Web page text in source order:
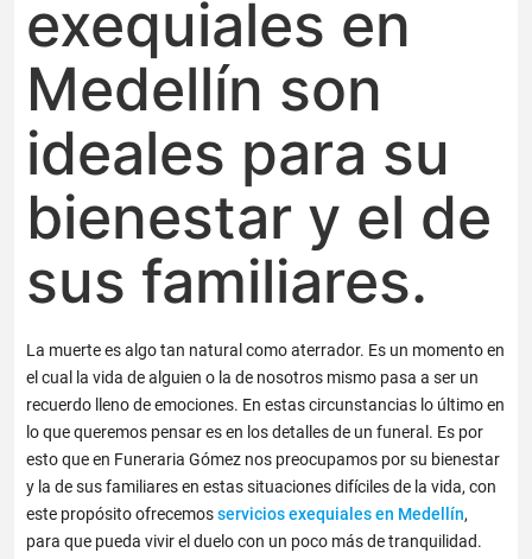
exequiales en
Medellín son
ideales para su
bienestar y el de
sus familiares.
La muerte es algo tan natural como aterrador. Es un momento en
el cual la vida de alguien o la de nosotros mismo pasa a ser un
recuerdo lleno de emociones. En estas circunstancias lo último en
lo que queremos pensar es en los detalles de un funeral. Es por
esto que en Funeraria Gómez nos preocupamos por su bienestar
y la de sus familiares en estas situaciones difíciles de la vida, con
este propósito ofrecemosservicios exequiales en Medellín,
para que pueda vivir el duelo con un poco más de tranquilidad.